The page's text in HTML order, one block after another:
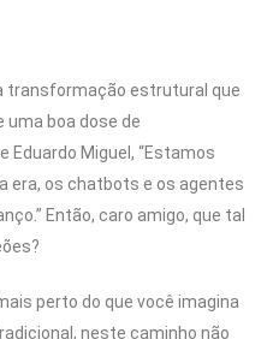
transformação estrutural que
uma boa dose de
Eduardo Miguel, “Estamos
era, os chatbots e os agentes
Então, caro amigo, que tal
perto do que você imagina
neste caminho não